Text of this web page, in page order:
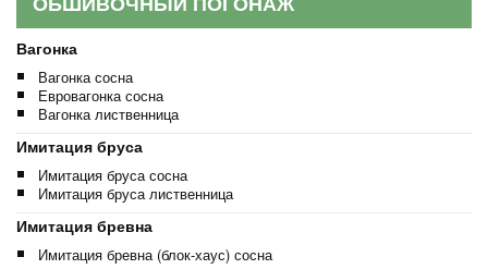
Вагонка
Вагонка сосна
Евровагонка сосна
Вагонка лиственница
Имитация бруса
Имитация бруса сосна
Имитация бруса лиственница
Имитация бревна
Имитация бревна (блок-хаус) сосна